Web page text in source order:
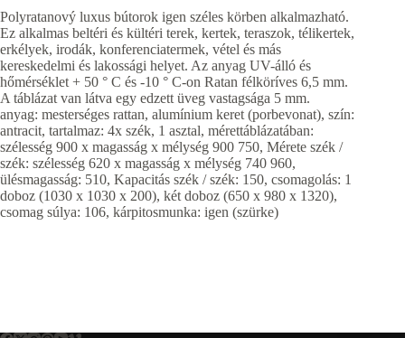
Polyratanový luxus bútorok igen széles körben alkalmazható.
Ez alkalmas beltéri és kültéri terek, kertek, teraszok, télikertek,
erkélyek, irodák, konferenciatermek, vétel és más
kereskedelmi és lakossági helyet. Az anyag UV-álló és
hőmérséklet + 50 ° C és -10 ° C-on Ratan félköríves 6,5 mm.
A táblázat van látva egy edzett üveg vastagsága 5 mm.
anyag: mesterséges rattan, alumínium keret (porbevonat), szín:
antracit, tartalmaz: 4x szék, 1 asztal, mérettáblázatában:
szélesség 900 x magasság x mélység 900 750, Mérete szék /
szék: szélesség 620 x magasság x mélység 740 960,
ülésmagasság: 510, Kapacitás szék / szék: 150, csomagolás: 1
doboz (1030 x 1030 x 200), két doboz (650 x 980 x 1320),
csomag súlya: 106, kárpitosmunka: igen (szürke)